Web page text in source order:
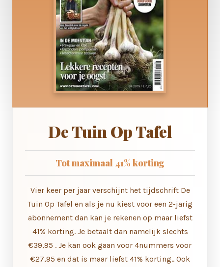
De Tuin Op Tafel
Tot maximaal 41% korting
Vier keer per jaar verschijnt het tijdschrift De
Tuin Op Tafel en als je nu kiest voor een 2-jarig
abonnement dan kan je rekenen op maar liefst
41% korting. Je betaalt dan namelijk slechts
€39,95 . Je kan ook gaan voor 4nummers voor
€27,95 en dat is maar liefst 41% korting.. Ook